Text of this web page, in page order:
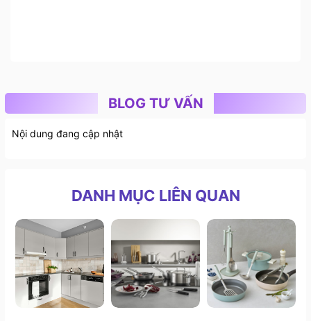
BLOG TƯ VẤN
Nội dung đang cập nhật
DANH MỤC LIÊN QUAN